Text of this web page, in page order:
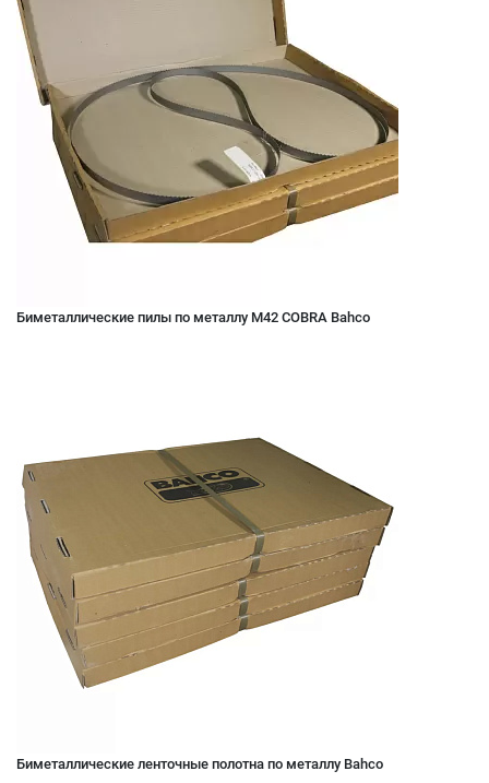
Биметаллические пилы по металлу M42 COBRA Bahco
Биметаллические ленточные полотна по металлу Bahco